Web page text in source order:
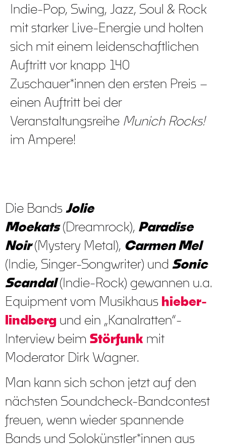
Indie-Pop, Swing, Jazz, Soul & Rock
mit starker Live-Energie und holten
sich mit einem leidenschaftlichen
Auftritt vor knapp 140
Zuschauer*innen den ersten Preis –
einen Auftritt bei der
Veranstaltungsreihe Munich Rocks!
im Ampere!
Die Bands Jolie
Moekats(Dreamrock), Paradise
Noir(Mystery Metal), Carmen Mel
(Indie, Singer-Songwriter) und Sonic
Scandal(Indie-Rock) gewannen u.a.
Equipment vom Musikhaus hieber-
lindberg und ein „Kanalratten“-
Interview beim Störfunk mit
Moderator Dirk Wagner.
Man kann sich schon jetzt auf den
nächsten Soundcheck-Bandcontest
freuen, wenn wieder spannende
Bands und Solokünstler*innen aus